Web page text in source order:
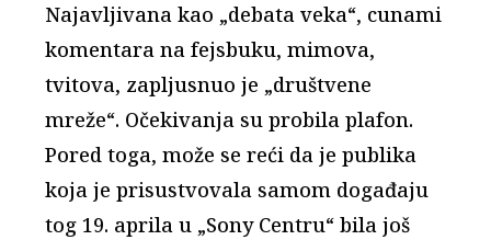
Najavljivana kao „debata veka“, cunami
komentara na fejsbuku, mimova,
tvitova, zapljusnuo je „društvene
mreže“. Očekivanja su probila plafon.
Pored toga, može se reći da je publika
koja je prisustvovala samom događaju
tog 19. aprila u „Sony Centru“ bila još